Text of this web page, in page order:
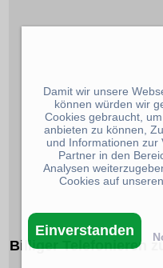
Billiger Telefonieren
Damit wir unsere
können würden wir
Cookies gebraucht,
anbieten zu können,
und Informationen zur
Partner in den
Analysen
Cookies auf
Einverstanden